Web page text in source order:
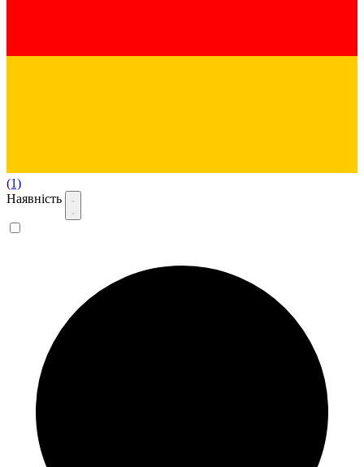
(1)
Наявність